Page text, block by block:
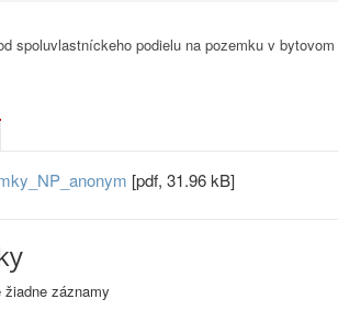
spoluvlastníckeho podielu na pozemku v
[pdf, 31.96 kB]
žiadne záznamy